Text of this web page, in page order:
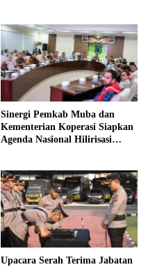
Sinergi Pemkab Muba dan
Kementerian Koperasi Siapkan
Agenda Nasional Hilirisasi
Upacara Serah Terima Jabatan